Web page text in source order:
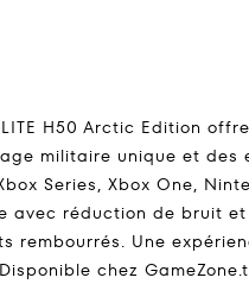
H50 Arctic Edition
militaire unique et des
Series, Xbox One,
avec réduction de bruit
rembourrés. Une
chez